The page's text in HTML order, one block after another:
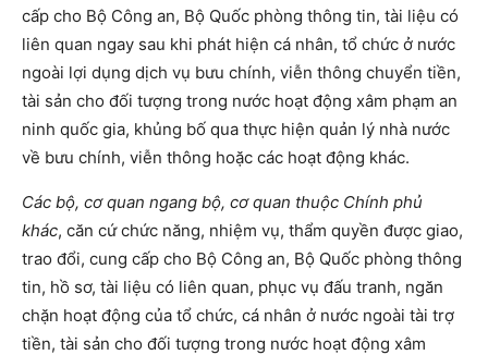
cấp cho Bộ Công an, Bộ Quốc phòng thông tin, tài liệu có
liên quan ngay sau khi phát hiện cá nhân, tổ chức ở nước
ngoài lợi dụng dịch vụ bưu chính, viễn thông chuyển tiền,
tài sản cho đối tượng trong nước hoạt động xâm phạm an
ninh quốc gia, khủng bố qua thực hiện quản lý nhà nước
về bưu chính, viễn thông hoặc các hoạt động khác.
Các bộ, cơ quan ngang bộ, cơ quan thuộc Chính phủ
khác, căn cứ chức năng, nhiệm vụ, thẩm quyền được giao,
trao đổi, cung cấp cho Bộ Công an, Bộ Quốc phòng thông
tin, hồ sơ, tài liệu có liên quan, phục vụ đấu tranh, ngăn
chặn hoạt động của tổ chức, cá nhân ở nước ngoài tài trợ
tiền, tài sản cho đối tượng trong nước hoạt động xâm